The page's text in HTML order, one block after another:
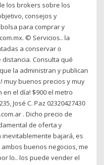
los brokers sobre los
consejos y
para comprar y
© Servicios.. la
a conservar o
Consulta qué
la administran y publican
muy buenos precios y muy
el día! $900 el metro
José C. Paz 02320427430
. Dicho precio de
de oferta y
bajará, es
buenos negocios, me
lo.. los puede vender el